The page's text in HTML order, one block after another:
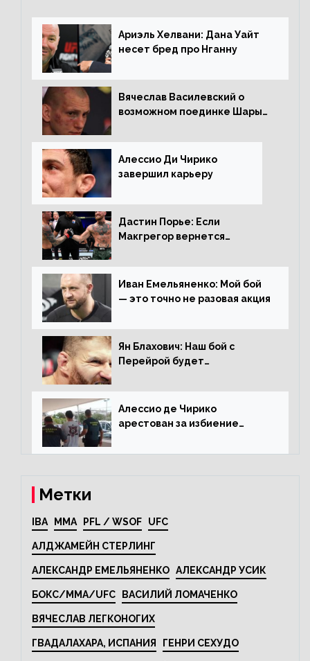
Ариэль Хелвани: Дана Уайт
несет бред про Нганну
Вячеслав Василевский о
возможном поединке Шары
Копыловым
Алессио Ди Чирико
завершил карьеру
Дастин Порье: Если
Макгрегор вернется
раунда на Чендлера
Иван Емельяненко: Мой бой
— это точно не разовая акция
Ян Блахович: Наш бой с
Перейрой будет
Алессио де Чирико
арестован за избиение
Метки
IBA MMA PFL / WSOF UFC
АЛДЖАМЕЙН СТЕРЛИНГ
АЛЕКСАНДР ЕМЕЛЬЯНЕНКО АЛЕКСАНДР УСИК
БОКС/MMA/UFC ВАСИЛИЙ ЛОМАЧЕНКО
ВЯЧЕСЛАВ ЛЕГКОНОГИХ
ГВАДАЛАХАРА, ИСПАНИЯ ГЕНРИ СЕХУДО